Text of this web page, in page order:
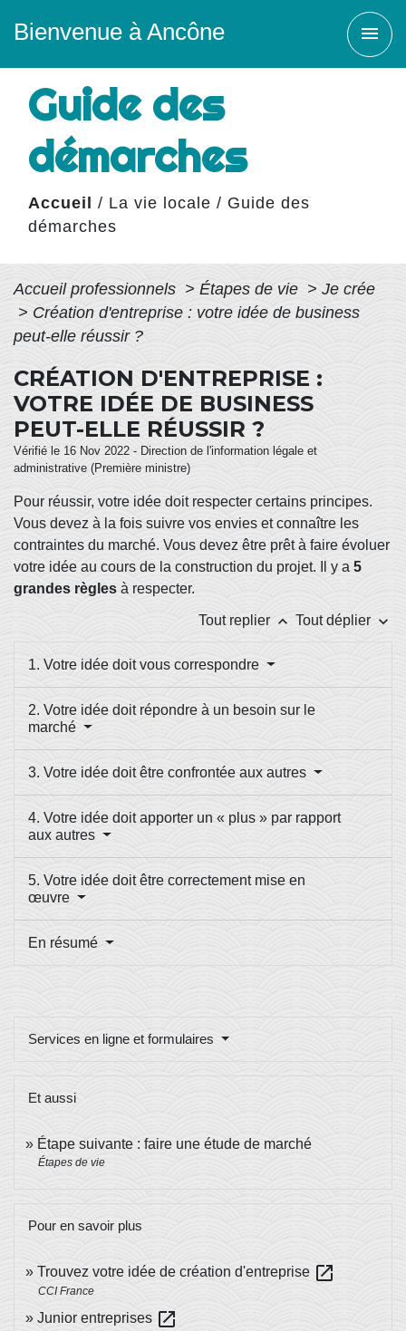
Bienvenue à Ancône menu
Guide des
démarches
Accueil / La vie locale / Guide des
démarches
Accueil professionnels > Étapes de vie > Je crée
> Création d'entreprise : votre idée de business
peut-elle réussir ?
CRÉATION D'ENTREPRISE :
VOTRE IDÉE DE BUSINESS
PEUT-ELLE RÉUSSIR ?
Vérifié le 16 Nov 2022 - Direction de l'information légale et
administrative (Première ministre)
Pour réussir, votre idée doit respecter certains principes.
Vous devez à la fois suivre vos envies et connaître les
contraintes du marché. Vous devez être prêt à faire évoluer
votre idée au cours de la construction du projet. Il y a 5
grandes règles à respecter.
Tout replier keyboard_arrow_up Tout déplier keyboard_arrow_down
1. Votre idée doit vous correspondre
2. Votre idée doit répondre à un besoin sur le
marché
3. Votre idée doit être confrontée aux autres
4. Votre idée doit apporter un « plus » par rapport
aux autres
5. Votre idée doit être correctement mise en
œuvre
En résumé
Services en ligne et formulaires
Et aussi
Étape suivante : faire une étude de marché
Étapes de vie
Pour en savoir plus
Trouvez votre idée de création d'entreprise open_in_new
CCI France
Junior entreprises open_in_new